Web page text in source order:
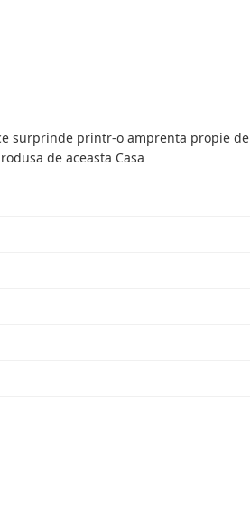
surprinde printr-o amprenta propie de
de aceasta Casa